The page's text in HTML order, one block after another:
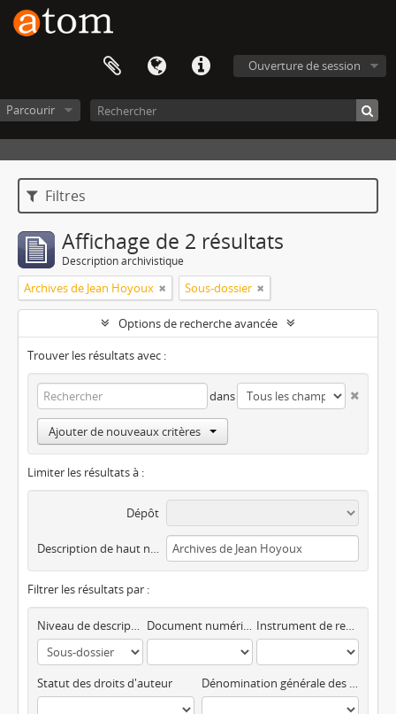
Ouverture de session
Parcourir
Filtres
Affichage de 2 résultats
Description archivistique
Archives de Jean Hoyoux Sous-dossier
Options de recherche avancée
Trouver les résultats avec :
dans
Ajouter de nouveaux critères
Limiter les résultats à :
Dépôt
Description de haut niveau
Filtrer les résultats par :
Niveau de description Document numérique disponible Instrument de recherche
Statut des droits d'auteur Dénomination générale des documents